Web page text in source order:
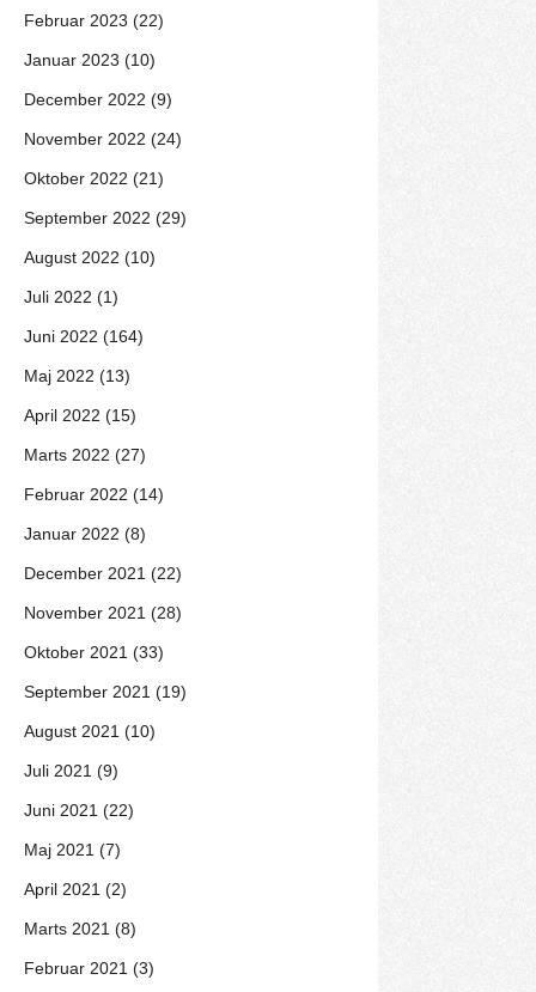
Februar 2023 (22)
Januar 2023 (10)
December 2022 (9)
November 2022 (24)
Oktober 2022 (21)
September 2022 (29)
August 2022 (10)
Juli 2022 (1)
Juni 2022 (164)
Maj 2022 (13)
April 2022 (15)
Marts 2022 (27)
Februar 2022 (14)
Januar 2022 (8)
December 2021 (22)
November 2021 (28)
Oktober 2021 (33)
September 2021 (19)
August 2021 (10)
Juli 2021 (9)
Juni 2021 (22)
Maj 2021 (7)
April 2021 (2)
Marts 2021 (8)
Februar 2021 (3)